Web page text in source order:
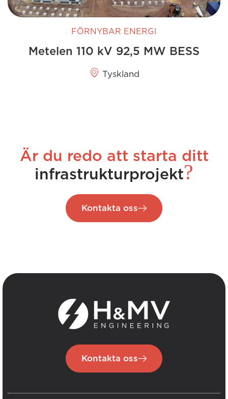
FÖRNYBAR ENERGI
Metelen 110 kV 92,5 MW BESS
Tyskland
Är du redo att starta ditt
infrastrukturprojekt?
Kontakta oss
Kontakta oss